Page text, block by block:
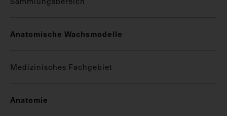
Anatomische Wachsmodelle
Medizinisches Fachgebiet
Anatomie